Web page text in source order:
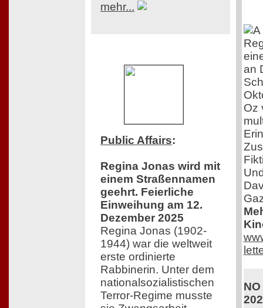
mehr...
Public Affairs:
Regina Jonas wird mit
einem Straßennamen
geehrt. Feierliche
Einweihung am 12.
Dezember 2025
Regina Jonas (1902-
1944) war die weltweit
erste ordinierte
Rabbinerin. Unter dem
nationalsozialistischen
Terror-Regime musste
an
Oz